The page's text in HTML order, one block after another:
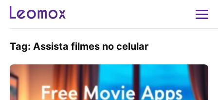
Tag: Assista filmes no celular